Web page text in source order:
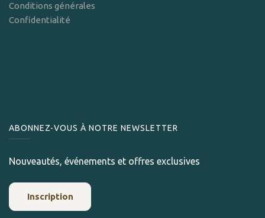
Conditions générales
Confidentialité
ABONNEZ-VOUS À NOTRE NEWSLETTER
Nouveautés, événements et offres exclusives
Inscription